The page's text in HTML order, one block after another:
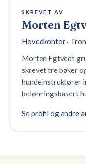
SKREVET AV
Morten
Hovedkontor ·
Morten Egtvedt
skrevet tre bøker
hundeinstruktører
belønningsbasert
Se profil og andre